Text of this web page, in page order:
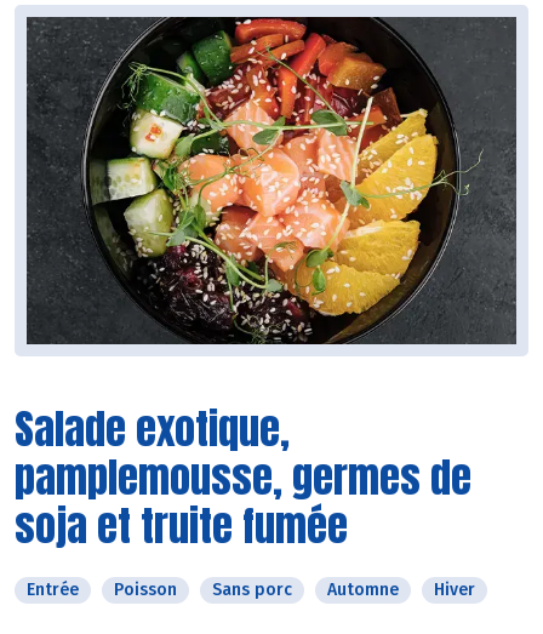
Salade exotique,
pamplemousse, germes de
soja et truite fumée
Entrée Poisson Sans porc Automne Hiver